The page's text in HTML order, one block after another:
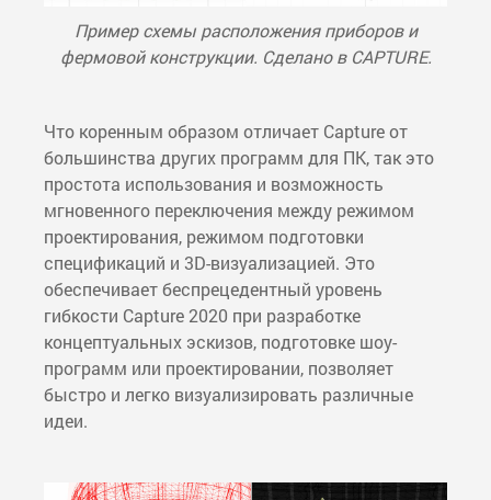
Пример схемы расположения приборов и
фермовой конструкции. Сделано в CAPTURE.
Что коренным образом отличает Capture от
большинства других программ для ПК, так это
простота использования и возможность
мгновенного переключения между режимом
проектирования, режимом подготовки
спецификаций и 3D-визуализацией. Это
обеспечивает беспрецедентный уровень
гибкости Сapture 2020 при разработке
концептуальных эскизов, подготовке шоу-
программ или проектировании, позволяет
быстро и легко визуализировать различные
идеи.